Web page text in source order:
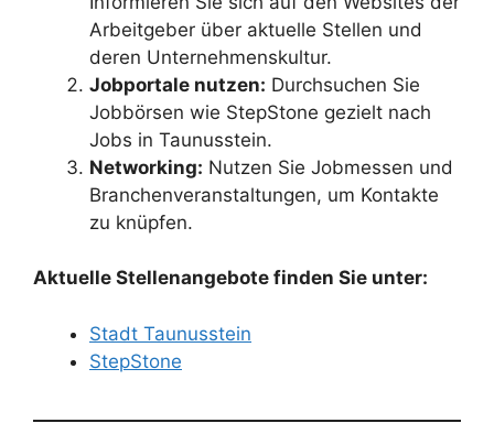
Arbeitgeber über aktuelle Stellen und
deren Unternehmenskultur.
Jobportale nutzen: Durchsuchen Sie
Jobbörsen wie StepStone gezielt nach
Jobs in Taunusstein.
Networking: Nutzen Sie Jobmessen und
Branchenveranstaltungen, um Kontakte
zu knüpfen.
Aktuelle Stellenangebote finden Sie unter:
Stadt Taunusstein
StepStone